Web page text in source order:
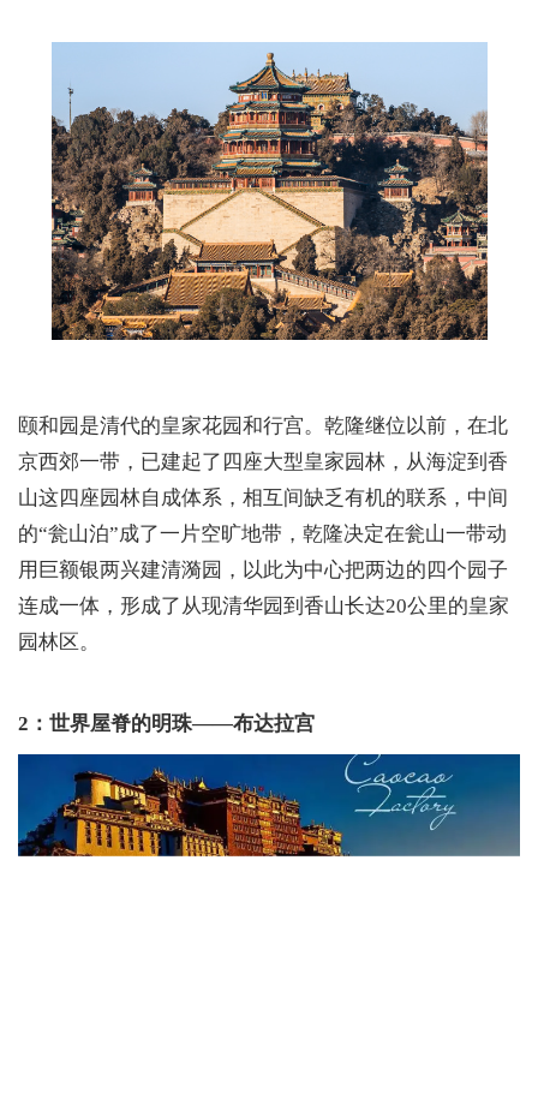
颐和园是清代的皇家花园和行宫。乾隆继位以前，在北
京西郊一带，已建起了四座大型皇家园林，从海淀到香
山这四座园林自成体系，相互间缺乏有机的联系，中间
的“瓮山泊”成了一片空旷地带，乾隆决定在瓮山一带动
用巨额银两兴建清漪园，以此为中心把两边的四个园子
连成一体，形成了从现清华园到香山长达20公里的皇家
园林区。
2：世界屋脊的明珠——布达拉宫